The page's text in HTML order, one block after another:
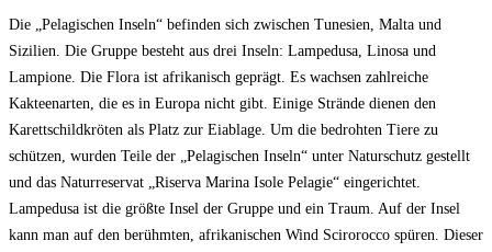
Die „Pelagischen Inseln“ befinden sich zwischen Tunesien, Malta und
Sizilien. Die Gruppe besteht aus drei Inseln: Lampedusa, Linosa und
Lampione. Die Flora ist afrikanisch geprägt. Es wachsen zahlreiche
Kakteenarten, die es in Europa nicht gibt. Einige Strände dienen den
Karettschildkröten als Platz zur Eiablage. Um die bedrohten Tiere zu
schützen, wurden Teile der „Pelagischen Inseln“ unter Naturschutz gestellt
und das Naturreservat „Riserva Marina Isole Pelagie“ eingerichtet.
Lampedusa ist die größte Insel der Gruppe und ein Traum. Auf der Insel
kann man auf den berühmten, afrikanischen Wind Scirorocco spüren. Dieser